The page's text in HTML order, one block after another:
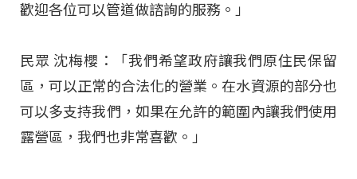
歡迎各位可以管道做諮詢的服務。」
民眾 沈梅櫻：「我們希望政府讓我們原住民保留
區，可以正常的合法化的營業。在水資源的部分也
可以多支持我們，如果在允許的範圍內讓我們使用
露營區，我們也非常喜歡。」